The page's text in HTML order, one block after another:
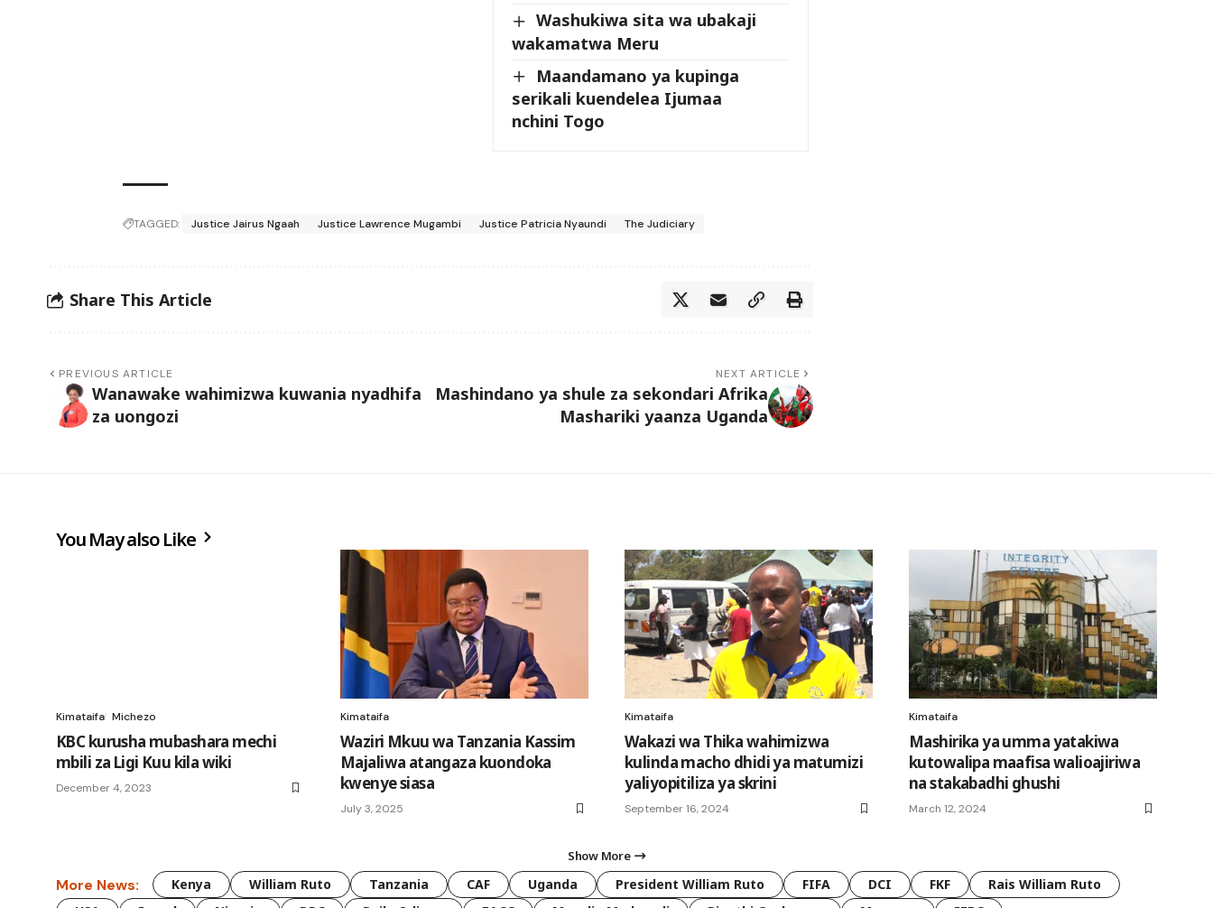
Washukiwa sita wa ubakaji
wakamatwa Meru
Maandamano ya kupinga
serikali kuendelea Ijumaa
nchini Togo
TAGGED: Justice Jairus Ngaah Justice Lawrence Mugambi Justice Patricia Nyaundi The Judiciary
Share This Article
PREVIOUS ARTICLE
Wanawake wahimizwa kuwania nyadhifa
za uongozi
NEXT ARTICLE
Mashindano ya shule za sekondari Afrika
Mashariki yaanza Uganda
You May also Like
Kimataifa Michezo
KBC kurusha mubashara mechi
mbili za Ligi Kuu kila wiki
December 4, 2023
Kimataifa
Waziri Mkuu wa Tanzania Kassim
Majaliwa atangaza kuondoka
kwenye siasa
July 3, 2025
Kimataifa
Wakazi wa Thika wahimizwa
kulinda macho dhidi ya matumizi
yaliyopitiliza ya skrini
September 16, 2024
Kimataifa
Mashirika ya umma yatakiwa
kutowalipa maafisa walioajiriwa
na stakabadhi ghushi
March 12, 2024
Show More
More News: Kenya William Ruto Tanzania CAF Uganda President William Ruto FIFA DCI FKF
Rais William Ruto